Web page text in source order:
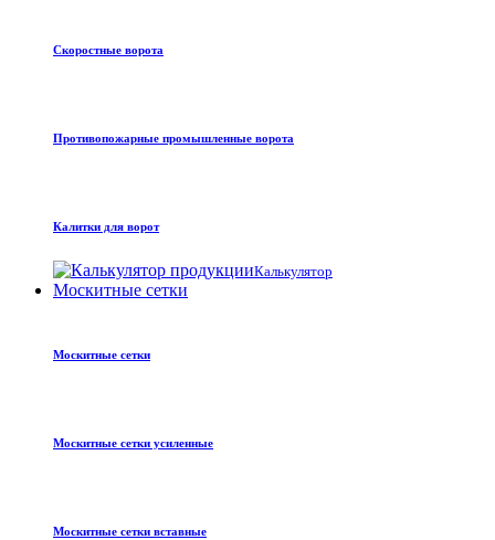
Скоростные ворота
Противопожарные промышленные ворота
Калитки для ворот
Калькулятор
Москитные сетки
Москитные сетки
Москитные сетки усиленные
Москитные сетки вставные